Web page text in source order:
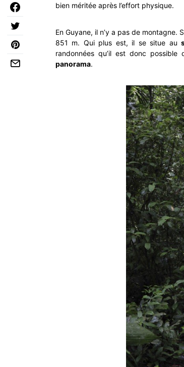
bien méritée après l’effort physique.
En Guyane, il n’y a pas de montagne.
851 m. Qui plus est, il se situe au
randonnées qu’il est donc possible
panorama.